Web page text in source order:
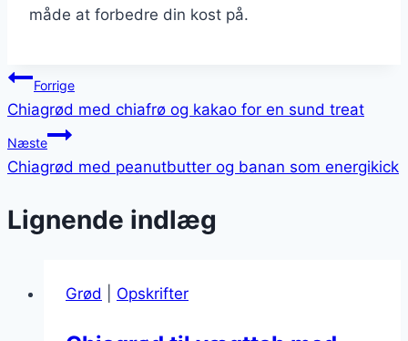
måde at forbedre din kost på.
Indlægsnavigation
Forrige
Chiagrød med chiafrø og kakao for en sund treat
Næste
Chiagrød med peanutbutter og banan som energikick
Lignende indlæg
Grød Opskrifter